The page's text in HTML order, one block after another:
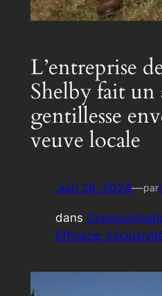
L’entreprise
Shelby fait un
gentillesse
veuve locale
Juin 28, 2024—par
dans
Efficace;